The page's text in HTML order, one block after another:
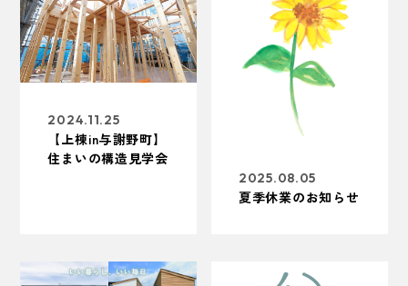
2024.11.25
【上棟in与謝野町】
住まいの構造見学会
2025.08.05
夏季休業のお知らせ